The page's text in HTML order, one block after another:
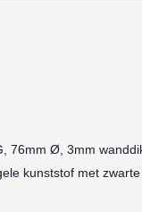
76mm Ø, 3mm
kunststof met